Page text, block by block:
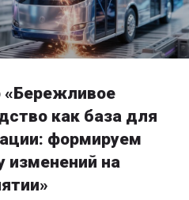
«Бережливое
как база для
формируем
изменений на